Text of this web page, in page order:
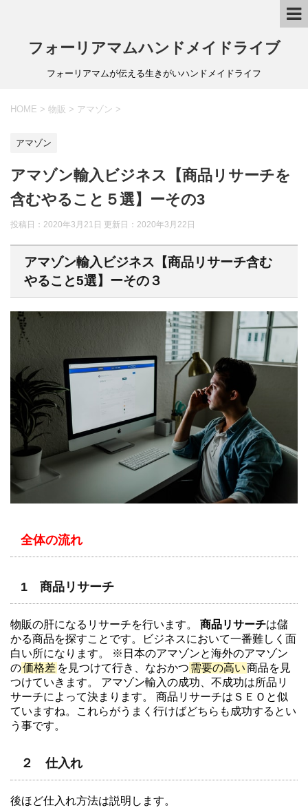
フォーリアマムハンドメイドライブ
フォーリアマムが伝える生きがいハンドメイドライフ
HOME > 物販 > アマゾン >
アマゾン
アマゾン輸入ビジネス【商品リサーチを
含むやること５選】ーその3
投稿日：2020年3月21日 更新日： 2020年3月22日
アマゾン輸入ビジネス【商品リサーチ含む
やること5選】ーその３
全体の流れ
1 商品リサーチ
物販の肝になるリサーチを行います。 商品リサーチは儲
かる商品を探すことです。ビジネスにおいて一番難しく面
白い所になります。 ※日本のアマゾンと海外のアマゾン
の価格差 を見つけて行き、なおかつ 需要の高い商品を見
つけていきます。 アマゾン輸入の成功、不成功は所品リ
サーチによって決まります。 商品リサーチはＳＥＯと似
ていますね。これらがうまく行けばどちらも成功するとい
う事です。
２ 仕入れ
後ほど仕入れ方法は説明します。